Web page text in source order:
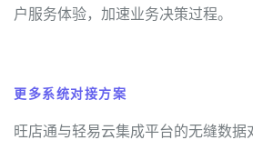
户服务体验，加速业务决策过程。
更多系统对接方案
旺店通与轻易云集成平台的无缝数据